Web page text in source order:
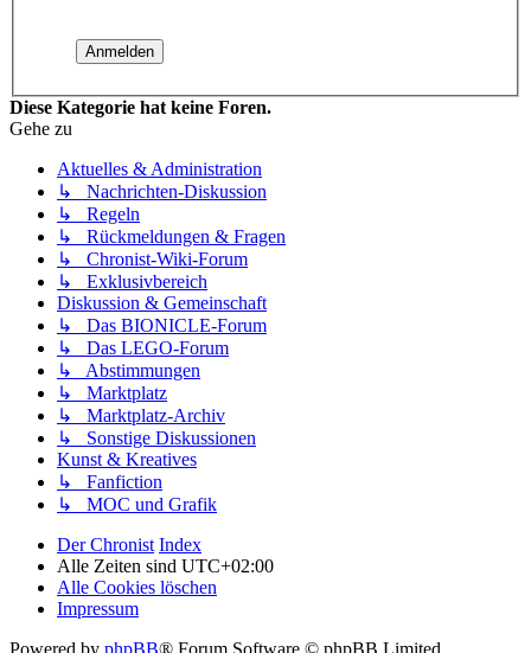
Diese Kategorie hat keine Foren.
Gehe zu
Aktuelles & Administration
↳ Nachrichten-Diskussion
↳ Regeln
↳ Rückmeldungen & Fragen
↳ Chronist-Wiki-Forum
↳ Exklusivbereich
Diskussion & Gemeinschaft
↳ Das BIONICLE-Forum
↳ Das LEGO-Forum
↳ Abstimmungen
↳ Marktplatz
↳ Marktplatz-Archiv
↳ Sonstige Diskussionen
Kunst & Kreatives
↳ Fanfiction
↳ MOC und Grafik
Der Chronist Index
Alle Zeiten sind UTC+02:00
Alle Cookies löschen
Impressum